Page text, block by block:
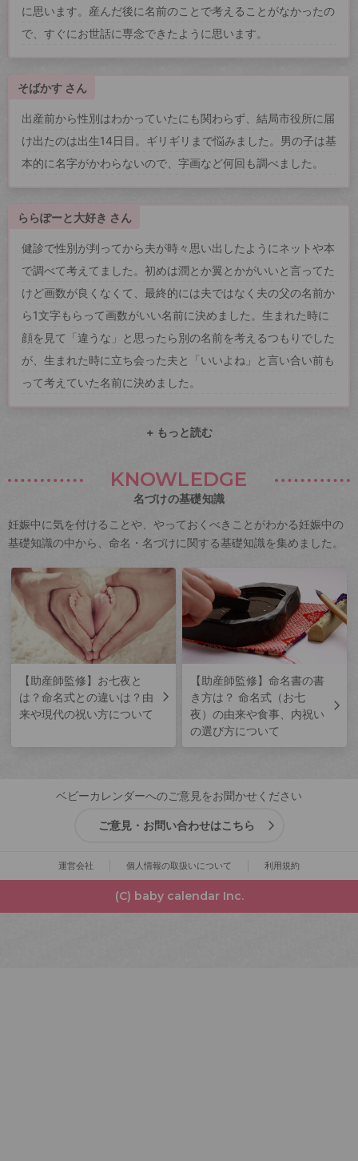
に思います。産んだ後に名前のことで考えることがなかったの
で、すぐにお世話に専念できたように思います。
そばかす さん
出産前から性別はわかっていたにも関わらず、結局市役所に届
け出たのは出生14日目。ギリギリまで悩みました。男の子は基
本的に名字がかわらないので、字画など何回も調べました。
ららぽーと大好き さん
健診で性別が判ってから夫が時々思い出したようにネットや本
で調べて考えてました。初めは潤とか翼とかがいいと言ってた
けど画数が良くなくて、最終的には夫ではなく夫の父の名前か
ら1文字もらって画数がいい名前に決めました。生まれた時に
顔を見て「違うな」と思ったら別の名前を考えるつもりでした
が、生まれた時に立ち会った夫と「いいよね」と言い合い前も
って考えていた名前に決めました。
+ もっと読む
KNOWLEDGE
名づけの基礎知識
妊娠中に気を付けることや、やっておくべきことがわかる妊娠中の
基礎知識の中から、命名・名づけに関する基礎知識を集めました。
【助産師監修】お七夜と
は？命名式との違いは？由
来や現代の祝い方について
【助産師監修】命名書の書
き方は？ 命名式（お七
夜）の由来や食事、内祝い
の選び方について
ベビーカレンダーへのご意見をお聞かせください
ご意見・お問い合わせはこちら
運営会社 個人情報の取扱いについて 利用規約
(C) baby calendar Inc.